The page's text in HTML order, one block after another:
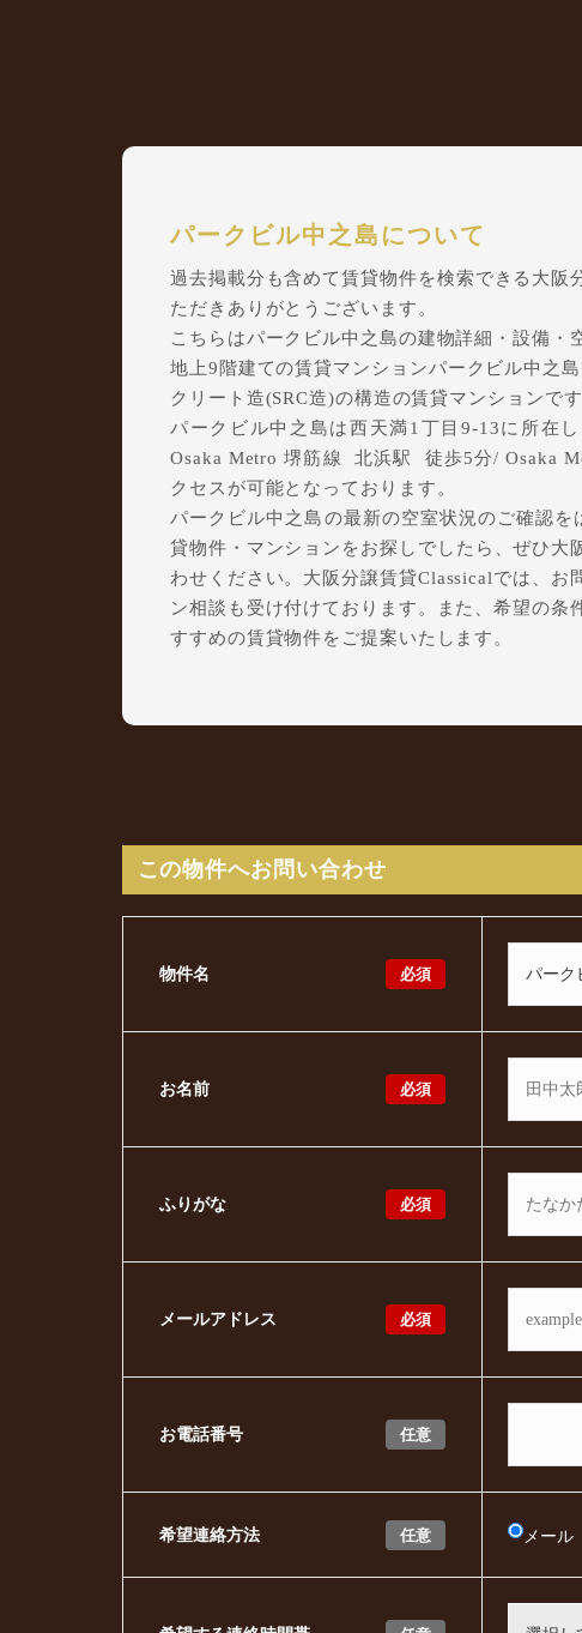
パークビル中之島について
過去掲載分も含めて賃貸物件を検索できる大阪
ただきありがとうございます。
こちらはパークビル中之島の建物詳細・設備・
地上9階建ての賃貸マンションパークビル中之
クリート造(SRC造)の構造の賃貸マンションです
パークビル中之島は西天満1丁目9-13に所在
Osaka Metro 堺筋線 北浜駅 徒歩5分/ Osaka
クセスが可能となっております。
パークビル中之島の最新の空室状況のご確認
貸物件・マンションをお探しでしたら、ぜひ大
わせください。大阪分譲賃貸Classicalでは、お
ン相談も受け付けております。また、希望の条
すすめの賃貸物件をご提案いたします。
この物件へお問い合わせ
必須
物件名
必須
お名前
必須
ふりがな
必須
メールアドレス
任意
お電話番号
任意
希望連絡方法 メール